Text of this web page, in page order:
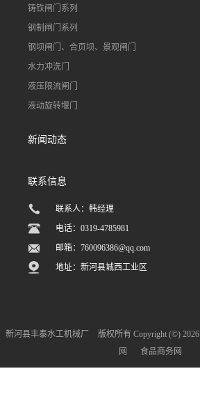
铸铁闸门系列
钢制闸门系列
钢坝闸门、合页坝、景观闸门
水力冲洗门
液压限流闸门
液动旋转堰门
新闻动态
联系信息
联系人：韩经理
电话：0319-4785981
邮箱：760096386@qq.com
地址：新河县城西工业区
新河县丰泰水工机械厂 版权所有 Copyright (©) 2026
网
食品商务网